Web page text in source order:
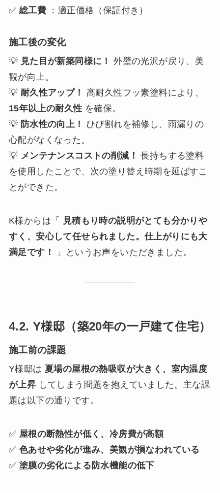
✅ 総工費：適正価格（保証付き）
施工後の変化
💡 見た目が新築同様に！
外壁の光沢が戻り、美
観が向上。
💡 耐久性アップ！
高耐久性フッ素塗料により、
15年以上の耐久性 を確保。
💡 防水性の向上！
ひび割れを補修し、雨漏りの
心配がなくなった。
💡 メンテナンスコストの削減！ 長持ちする塗料
を使用したことで、次の塗り替え時期を延ばすこ
とができた。
K様からは「
見積もり時の説明がとても分かりや
すく、安心して任せられました。仕上がりにも大
満足です！
」というお声をいただきました。
4.2. Y様邸（築20年の一戸建て住宅）
施工前の課題
Y様邸は 夏場の屋根の熱吸収が大きく、室内温度
が上昇 してしまう問題を抱えていました。主な課
題は以下の通りです。
✅ 屋根の断熱性が低く、冷房費が高額
✅ 色あせや劣化が進み、美観が損なわれている
✅ 塗膜の劣化による防水機能の低下